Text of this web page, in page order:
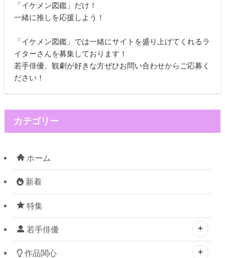
「イケメン図鑑」だけ！
一緒に推しを応援しよう！
「イケメン図鑑」では一緒にサイトを盛り上げてくれるラ
イターさんを募集しております！
若手俳優、観劇が好きな方ぜひお問い合わせからご応募く
ださい！
カテゴリー
ホーム
新着
特集
若手俳優
作品関心